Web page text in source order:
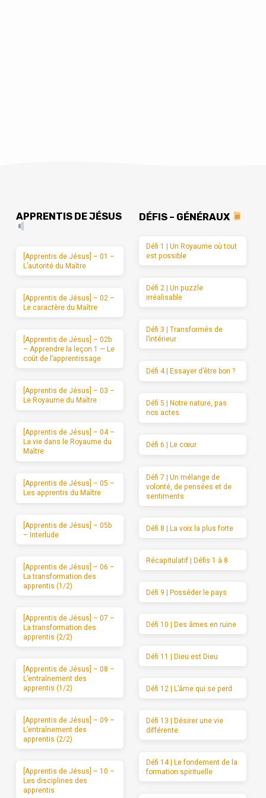
APPRENTIS DE JÉSUS
[Apprentis de Jésus] – 01 –
L’autorité du Maître
[Apprentis de Jésus] – 02 –
Le caractère du Maître
[Apprentis de Jésus] – 02b
– Apprendre la leçon 1 — Le
coût de l’apprentissage
[Apprentis de Jésus] – 03 –
Le Royaume du Maître
[Apprentis de Jésus] – 04 –
La vie dans le Royaume du
Maître
[Apprentis de Jésus] – 05 –
Les apprentis du Maître
[Apprentis de Jésus] – 05b
– Interlude
[Apprentis de Jésus] – 06 –
La transformation des
apprentis (1/2)
[Apprentis de Jésus] – 07 –
La transformation des
apprentis (2/2)
[Apprentis de Jésus] – 08 –
L’entraînement des
apprentis (1/2)
[Apprentis de Jésus] – 09 –
L’entraînement des
apprentis (2/2)
[Apprentis de Jésus] – 10 –
Les disciplines des
apprentis
DÉFIS – GÉNÉRAUX
Défi 1 | Un Royaume où tout
est possible
Défi 2 | Un puzzle
irréalisable
Défi 3 | Transformés de
l’intérieur
Défi 4 | Essayer d’être bon ?
Défi 5 | Notre nature, pas
nos actes
Défi 6 | Le cœur
Défi 7 | Un mélange de
volonté, de pensées et de
sentiments
Défi 8 | La voix la plus forte
Récapitulatif | Défis 1 à 8
Défi 9 | Posséder le pays
Défi 10 | Des âmes en ruine
Défi 11 | Dieu est Dieu
Défi 12 | L’âme qui se perd
Défi 13 | Désirer une vie
différente
Défi 14 | Le fondement de la
formation spirituelle